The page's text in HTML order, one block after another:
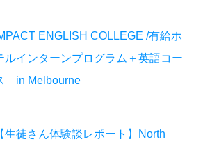
ENGLISH COLLEGE /有給ホ
ルインターンプログラム＋英語コー
in Melbourne
【生徒さん体験談レポート】North